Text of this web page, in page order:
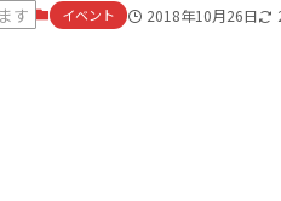
す イベント 2018年10月26日